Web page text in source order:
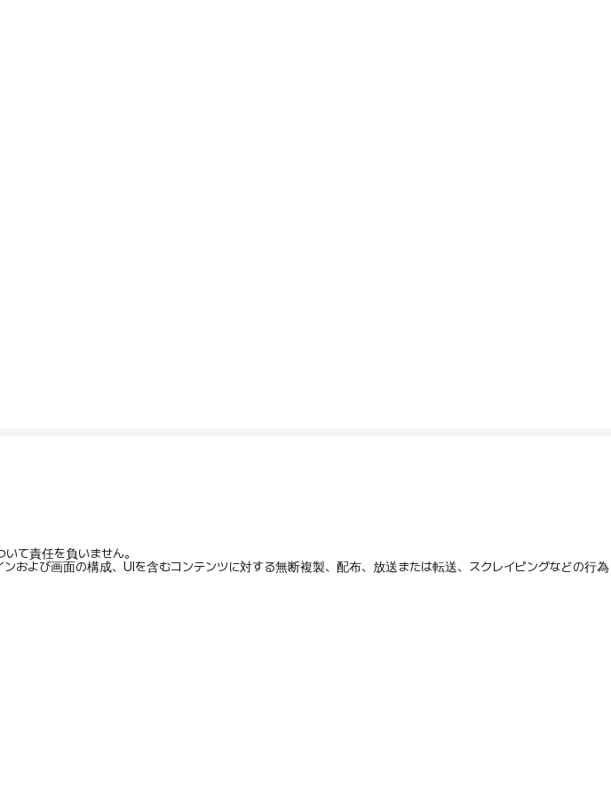
て責任を負いません。
よび画面の構成、UIを含むコンテンツに対する無断複製、配布、放送または転送、スクレイピングなどの行為